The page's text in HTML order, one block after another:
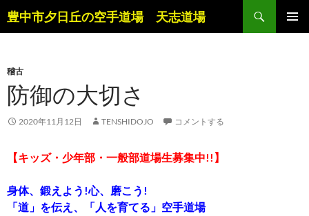
ン
ツ
へ
ス
キ
豊中市夕日丘の空手道場 天志道場
検
索
稽古
防御の大切さ
2020年11月12日 TENSHIDOJO コメントする
【キッズ・少年部・一般部道場生募集中!!】
身体、鍛えよう!心、磨こう!
「道」を伝え、「人を育てる」空手道場